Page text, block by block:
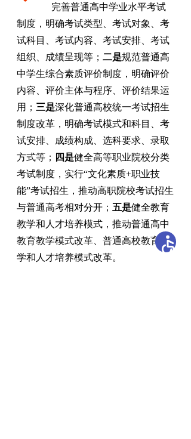
完善普通高中学业水平考试
制度 ， 明确考试类型、考试对象、考
试科目、考试内容、考试安排、考试
组织、成绩呈现等； 二是规范普通高
中学生综合素质评价制度 ， 明确评价
内容、评价主体与程序、评价结果运
用； 三是深化普通高校统一考试招生
制度改革 ， 明确考试模式和科目、考
试安排、成绩构成、选科要求、录取
方式等； 四是健全高等职业院校分类
考试制度 ， 实行“文化素质+职业技
能”考试招生，推动高职院校考试招生
与普通高考相对分开 ； 五是健全教育
教学和人才培养模式 ， 推动普通高中
教育教学模式改革、普通高校教育教
学和人才培养模式改革。